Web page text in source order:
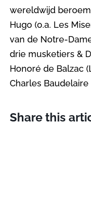
wereldwijd
Hugo (o.a. Les
van de Notre-
drie musketiers &
Honoré de Balzac
Charles
Share this